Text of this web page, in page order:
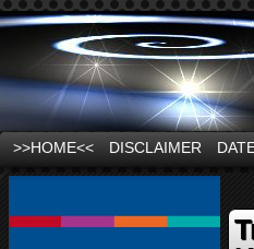
News und
>>HOME<< DISCLAIMER